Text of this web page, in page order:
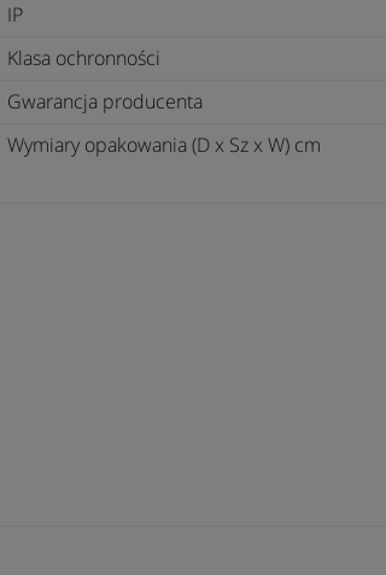
IP
Klasa ochronności
Gwarancja producenta
Wymiary opakowania (D x Sz x W) cm